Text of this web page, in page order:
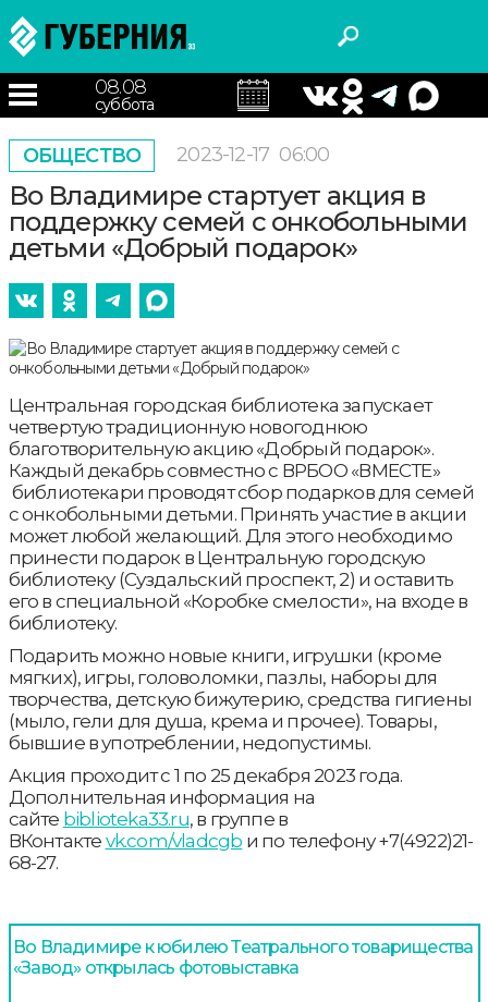
08.08
суббота
ОБЩЕСТВО 2023-12-17 06:00
Во Владимире стартует акция в
поддержку семей с онкобольными
детьми «Добрый подарок»
Центральная городская библиотека запускает
четвертую традиционную новогоднюю
благотворительную акцию «Добрый подарок».
Каждый декабрь совместно с ВРБОО «ВМЕСТЕ»
библиотекари проводят сбор подарков для семей
с онкобольными детьми. Принять участие в акции
может любой желающий. Для этого необходимо
принести подарок в Центральную городскую
библиотеку (Суздальский проспект, 2) и оставить
его в специальной «Коробке смелости», на входе в
библиотеку.
Подарить можно новые книги, игрушки (кроме
мягких), игры, головоломки, пазлы, наборы для
творчества, детскую бижутерию, средства гигиены
(мыло, гели для душа, крема и прочее). Товары,
бывшие в употреблении, недопустимы.
Акция проходит с 1 по 25 декабря 2023 года.
Дополнительная информация на
сайте biblioteka33.ru, в группе в
ВКонтакте vk.com/vladcgb и по телефону +7(4922)21-
68-27.
Во Владимире к юбилею Театрального товарищества
«Завод» открылась фотовыставка